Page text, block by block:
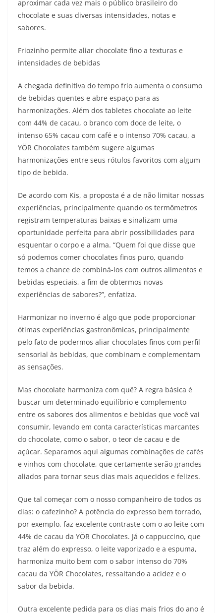
aproximar cada vez mais o público brasileiro do
chocolate e suas diversas intensidades, notas e
sabores.
Friozinho permite aliar chocolate fino a texturas e
intensidades de bebidas
A chegada definitiva do tempo frio aumenta o consumo
de bebidas quentes e abre espaço para as
harmonizações. Além dos tabletes chocolate ao leite
com 44% de cacau, o branco com doce de leite, o
intenso 65% cacau com café e o intenso 70% cacau, a
YÖR Chocolates também sugere algumas
harmonizações entre seus rótulos favoritos com algum
tipo de bebida.
De acordo com Kis, a proposta é a de não limitar nossas
experiências, principalmente quando os termômetros
registram temperaturas baixas e sinalizam uma
oportunidade perfeita para abrir possibilidades para
esquentar o corpo e a alma. “Quem foi que disse que
só podemos comer chocolates finos puro, quando
temos a chance de combiná-los com outros alimentos e
bebidas especiais, a fim de obtermos novas
experiências de sabores?”, enfatiza.
Harmonizar no inverno é algo que pode proporcionar
ótimas experiências gastronômicas, principalmente
pelo fato de podermos aliar chocolates finos com perfil
sensorial às bebidas, que combinam e complementam
as sensações.
Mas chocolate harmoniza com quê? A regra básica é
buscar um determinado equilíbrio e complemento
entre os sabores dos alimentos e bebidas que você vai
consumir, levando em conta características marcantes
do chocolate, como o sabor, o teor de cacau e de
açúcar. Separamos aqui algumas combinações de cafés
e vinhos com chocolate, que certamente serão grandes
aliados para tornar seus dias mais aquecidos e felizes.
Que tal começar com o nosso companheiro de todos os
dias: o cafezinho? A potência do expresso bem torrado,
por exemplo, faz excelente contraste com o ao leite com
44% de cacau da YÖR Chocolates. Já o cappuccino, que
traz além do expresso, o leite vaporizado e a espuma,
harmoniza muito bem com o sabor intenso do 70%
cacau da YÖR Chocolates, ressaltando a acidez e o
sabor da bebida.
Outra excelente pedida para os dias mais frios do ano é